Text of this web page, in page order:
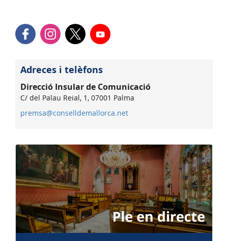
Adreces i telèfons
Direcció Insular de Comunicació
C/ del Palau Reial, 1, 07001 Palma
premsa@conselldemallorca.net